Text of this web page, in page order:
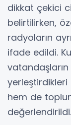
dikkat çekici
belirtilirken,
radyoların
ifade edildi.
hem de
değerlendirildi.